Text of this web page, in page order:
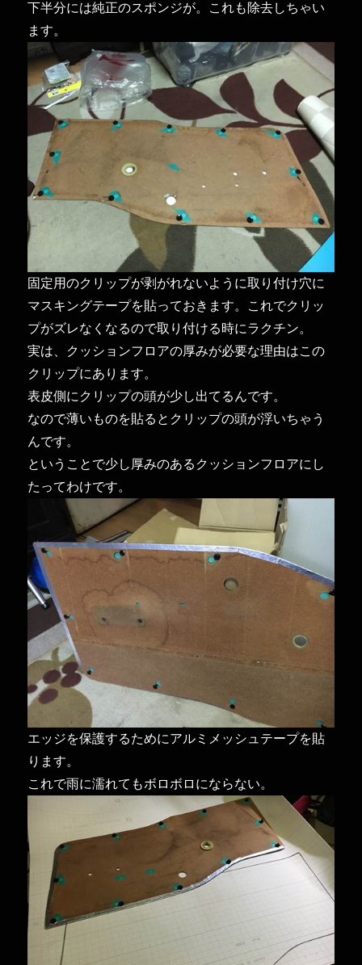
下半分には純正のスポンジが。これも除去しちゃい
ます。
固定用のクリップが剥がれないように取り付け穴に
マスキングテープを貼っておきます。これでクリッ
プがズレなくなるので取り付ける時にラクチン。
実は、クッションフロアの厚みが必要な理由はこの
クリップにあります。
表皮側にクリップの頭が少し出てるんです。
なので薄いものを貼るとクリップの頭が浮いちゃう
んです。
ということで少し厚みのあるクッションフロアにし
たってわけです。
エッジを保護するためにアルミメッシュテープを貼
ります。
これで雨に濡れてもボロボロにならない。